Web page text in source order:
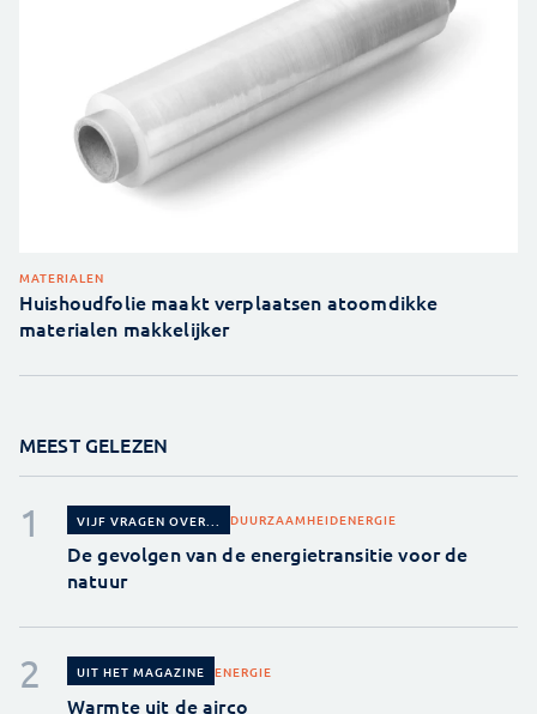
MATERIALEN
Huishoudfolie maakt verplaatsen atoomdikke
materialen makkelijker
MEEST GELEZEN
VIJF VRAGEN OVER... DUURZAAMHEIDENERGIE
De gevolgen van de energietransitie voor de
natuur
UIT HET MAGAZINE ENERGIE
Warmte uit de airco